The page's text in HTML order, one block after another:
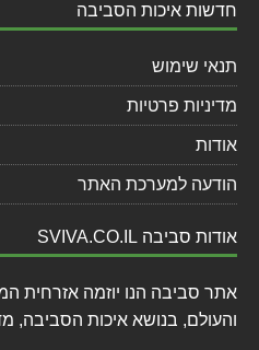
חדשות איכות הסביבה
תנאי שימוש
מדיניות פרטיות
אודות
הודעה למערכת האתר
אודות סביבה SVIVA.CO.IL
אתר סביבה הנו יוזמה אזרחית
והעולם, בנושא איכות הסביבה,